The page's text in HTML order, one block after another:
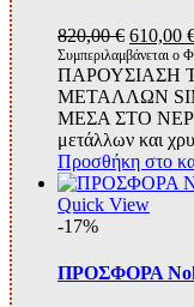
820,00€ Original
price
was:
820,00
610,00
Συμπεριλαμβάνεται ο
ΠΑΡΟΥΣΙΑΣΗ
ΜΕΤΑΛΛΩΝ
ΜΕΣΑ ΣΤΟ ΝΕΡΟ.
μετάλλων και
Προσθήκη στο
Quick View
-17%
ΠΡΟΣΦΟΡΑ